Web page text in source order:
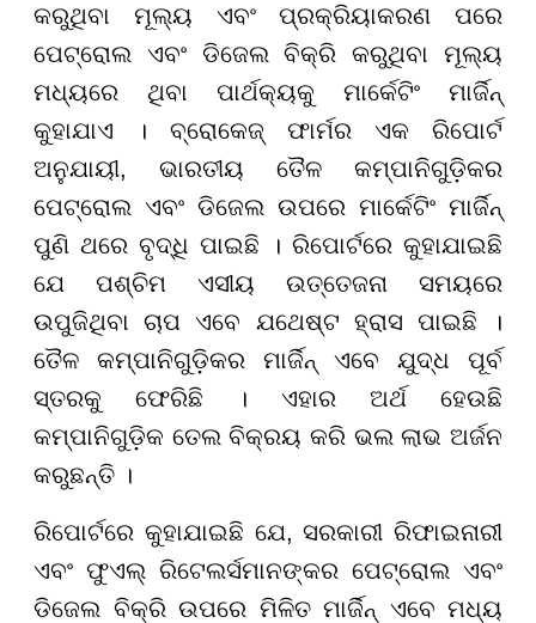
କରୁଥିବା ମୂଲ୍ୟ ଏବଂ ପ୍ରକ୍ରିୟାକରଣ ପରେ
ପେଟ୍ରୋଲ ଏବଂ ଡିଜେଲ ବିକ୍ରି କରୁଥିବା ମୂଲ୍ୟ
ମଧ୍ୟରେ ଥିବା ପାର୍ଥକ୍ୟକୁ ମାର୍କେଟିଂ ମାର୍ଜିନ୍
କୁହାଯାଏ । ବ୍ରୋକେଜ୍ ଫାର୍ମର ଏକ ରିପୋର୍ଟ
ଅନୁଯାୟୀ, ଭାରତୀୟ ତୈଳ କମ୍ପାନିଗୁଡ଼ିକର
ପେଟ୍ରୋଲ ଏବଂ ଡିଜେଲ ଉପରେ ମାର୍କେଟିଂ ମାର୍ଜିନ୍
ପୁଣି ଥରେ ବୃଦ୍ଧି ପାଇଛି । ରିପୋର୍ଟରେ କୁହାଯାଇଛି
ଯେ ପଶ୍ଚିମ ଏସୀୟ ଉତ୍ତେଜନା ସମୟରେ
ଉପୁଜିଥିବା ଚାପ ଏବେ ଯଥେଷ୍ଟ ହ୍ରାସ ପାଇଛି ।
ତୈଳ କମ୍ପାନିଗୁଡ଼ିକର ମାର୍ଜିନ୍ ଏବେ ଯୁଦ୍ଧ ପୂର୍ବ
ସ୍ତରକୁ ଫେରିଛି । ଏହାର ଅର୍ଥ ହେଉଛି
କମ୍ପାନିଗୁଡ଼ିକ ତେଲ ବିକ୍ରୟ କରି ଭଲ ଲାଭ ଅର୍ଜନ
କରୁଛନ୍ତି ।
ରିପୋର୍ଟରେ କୁହାଯାଇଛି ଯେ, ସରକାରୀ ରିଫାଇନାରୀ
ଏବଂ ଫୁଏଲ୍ ରିଟେଲର୍ସମାନଙ୍କର ପେଟ୍ରୋଲ ଏବଂ
ଡିଜେଲ ବିକ୍ରି ଉପରେ ମିଳିତ ମାର୍ଜିନ୍ ଏବେ ମଧ୍ୟ